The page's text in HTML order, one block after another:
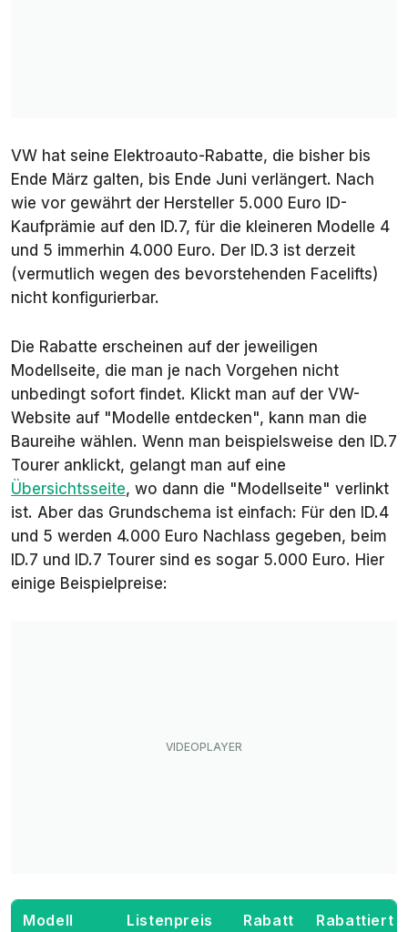
VW hat seine Elektroauto-Rabatte, die bisher bis
Ende März galten, bis Ende Juni verlängert. Nach
wie vor gewährt der Hersteller 5.000 Euro ID-
Kaufprämie auf den ID.7, für die kleineren Modelle 4
und 5 immerhin 4.000 Euro. Der ID.3 ist derzeit
(vermutlich wegen des bevorstehenden Facelifts)
nicht konfigurierbar.
Die Rabatte erscheinen auf der jeweiligen
Modellseite, die man je nach Vorgehen nicht
unbedingt sofort findet. Klickt man auf der VW-
Website auf "Modelle entdecken", kann man die
Baureihe wählen. Wenn man beispielsweise den ID.7
Tourer anklickt, gelangt man auf eine
Übersichtsseite, wo dann die "Modellseite" verlinkt
ist. Aber das Grundschema ist einfach: Für den ID.4
und 5 werden 4.000 Euro Nachlass gegeben, beim
ID.7 und ID.7 Tourer sind es sogar 5.000 Euro. Hier
einige Beispielpreise:
Modell Listenpreis Rabatt Rabattiert